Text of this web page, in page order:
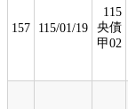
157 115/01/19
115
央債
甲02